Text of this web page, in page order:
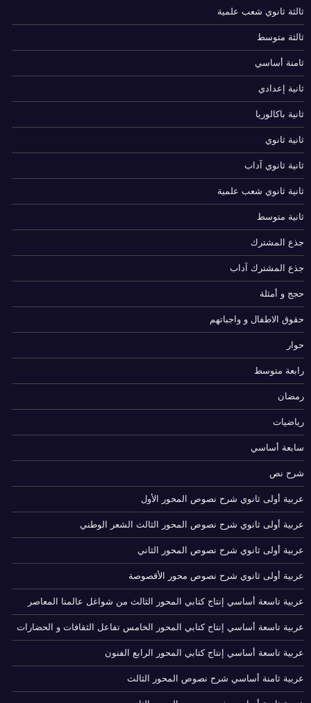
ثالثة ثانوي شعب علمية
ثالثة متوسط
ثامنة أساسي
ثانية إعدادي
ثانية باكالوريا
ثانية ثانوي
ثانية ثانوي آداب
ثانية ثانوي شعب علمية
ثانية متوسط
جذع المشترك
جذع المشترك آداب
حجج و أمثلة
حقوق الاطفال و واجباتهم
حوار
رابعة متوسط
رمضان
رياضيات
سابعة أساسي
شرح نص
عربية أولى ثانوي شرح نصوص المحور الأول
عربية أولى ثانوي شرح نصوص المحور الثالث الشعر الوطني
عربية أولى ثانوي شرح نصوص المحور الثاني
عربية أولى ثانوي شرح نصوص محور الأقصوصة
عربية تاسعة أساسي إنتاج كتابي المحور الثالث من شواغل عالمنا المعاصر
عربية تاسعة أساسي إنتاج كتابي المحور الخامس تفاعل الثقافات و الحضارات
عربية تاسعة أساسي إنتاج كتابي المحور الرابع الفنون
عربية ثامنة أساسي شرح نصوص المحور الثالث